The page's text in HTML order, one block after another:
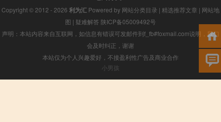
Copyright © 2012 - 2026 利为汇 Powered by 网站分类目录 | 精选推荐文章 | 网站地
图 | 疑难解答 陕ICP备05009492号
声明：本站内容来自互联网，如信息有错误可发邮件到f_fb#foxmail.com说明，我们
会及时纠正，谢谢
本站仅为个人兴趣爱好，不接盈利性广告及商业合作
小男孩